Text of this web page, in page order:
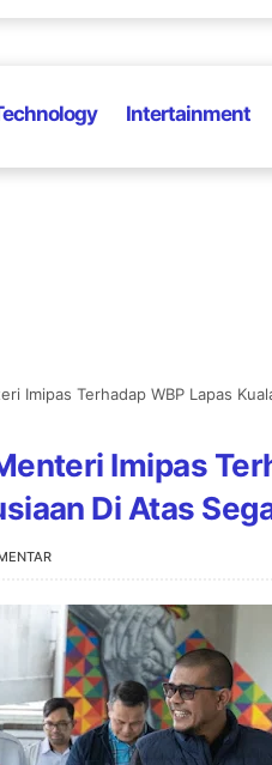
Intertainment
Imipas Terhadap WBP Lapas
Imipas
Di Atas